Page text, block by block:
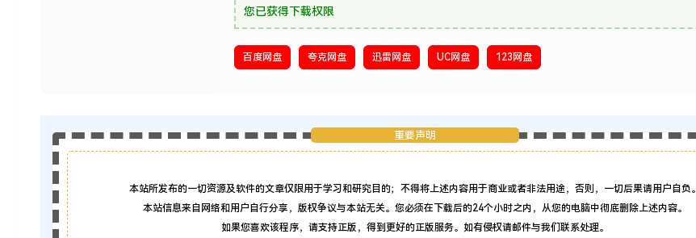
您已获得下载权限
百度网盘 夸克网盘 迅雷网盘 UC网盘 123网盘
重要声明
本站所发布的一切资源及软件的文章仅限用于学习和研究目的；不得将上述内容用于商业或者非法用途，否则，一切后果请用户自负。
本站信息来自网络和用户自行分享，版权争议与本站无关。您必须在下载后的24个小时之内，从您的电脑中彻底删除上述内容。
如果您喜欢该程序，请支持正版，得到更好的正版服务。如有侵权请邮件与我们联系处理。